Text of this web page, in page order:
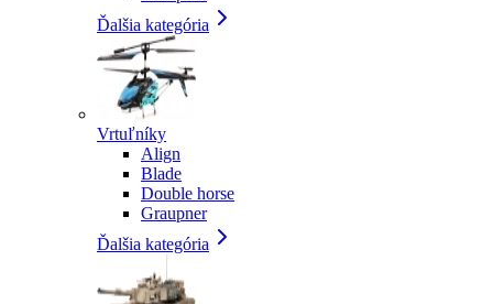
Ďalšia kategória
Vrtuľníky
Align
Blade
Double horse
Graupner
Ďalšia kategória